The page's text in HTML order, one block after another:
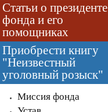
Статьи о президенте
фонда и его
помощниках
Приобрести книгу
"Неизвестный
уголовный розыск"
Миссия фонда